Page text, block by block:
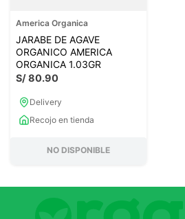
America Organica
JARABE DE AGAVE
ORGANICO AMERICA
ORGANICA 1.03GR
S/80.90
Delivery
Recojo en tienda
NO DISPONIBLE